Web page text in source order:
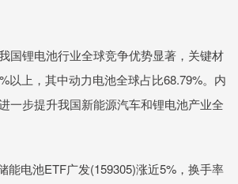
锂电池行业全球竞争优势显著，关键材
以上，其中动力电池全球占比68.79%。内
一步提升我国新能源汽车和锂电池产业全
电池ETF广发(159305)涨近5%，换手率